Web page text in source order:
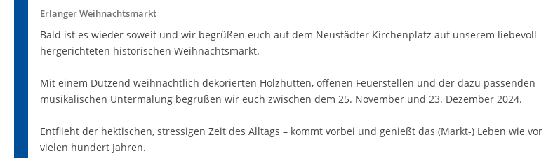
Erlanger Weihnachtsmarkt
Bald ist es wieder soweit und wir begrüßen euch auf dem Neustädter Kirchenplatz auf unserem liebevoll
hergerichteten historischen Weihnachtsmarkt.
Mit einem Dutzend weihnachtlich dekorierten Holzhütten, offenen Feuerstellen und der dazu passenden
musikalischen Untermalung begrüßen wir euch zwischen dem 25. November und 23. Dezember 2024.
Entflieht der hektischen, stressigen Zeit des Alltags – kommt vorbei und genießt das (Markt-) Leben wie vor
vielen hundert Jahren.